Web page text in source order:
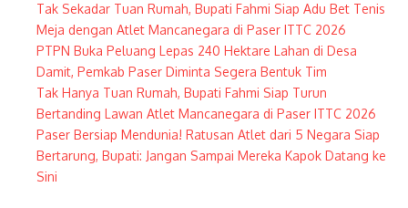
Tak Sekadar Tuan Rumah, Bupati Fahmi Siap Adu Bet Tenis
Meja dengan Atlet Mancanegara di Paser ITTC 2026
PTPN Buka Peluang Lepas 240 Hektare Lahan di Desa
Damit, Pemkab Paser Diminta Segera Bentuk Tim
Tak Hanya Tuan Rumah, Bupati Fahmi Siap Turun
Bertanding Lawan Atlet Mancanegara di Paser ITTC 2026
Paser Bersiap Mendunia! Ratusan Atlet dari 5 Negara Siap
Bertarung, Bupati: Jangan Sampai Mereka Kapok Datang ke
Sini